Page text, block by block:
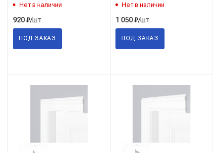
Нет в наличии
920₽/шт
ПОД ЗАКАЗ
Нет в наличии
1 050₽/шт
ПОД ЗАКАЗ